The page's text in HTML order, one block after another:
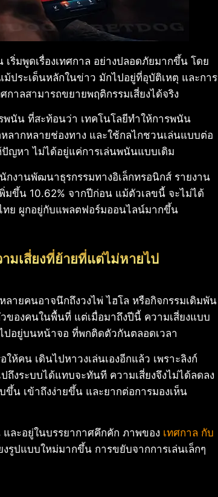
ริ่มพูดเรื่องเทศกาล อย่างปลอดภัยมากขึ้น โดย
ประเด็นหลักในข่าว มักไปอยู่ที่อุบัติเหตุ และการ
าลสามารถขยายพฤติกรรมเสี่ยงได้จริง
นัน ที่สะท้อนว่า เทคโนโลยีทำให้การพนัน
ลากหลายช่องทาง และใช้กลไกชวนเล่นแบบต่อ
ญหา ไม่ได้อยู่แค่การเล่นพนันแบบเดิม
งานพัฒนาธุรกรรมทางอิเล็กทรอนิกส์ รายงาน
มขึ้น 10.62% จากปีก่อน แม้ตัวเลขนี้ จะไม่ได้
ย ผูกอยู่กับแพลตฟอร์มออนไลน์มากขึ้น
มเสี่ยงที่ย้ายที่แต่ไม่หายไป
ายคนอาจนึกถึงวงไพ่ ไฮโล หรือกิจกรรมเดิมพัน
องคนในพื้นที่ แต่เมื่อมาถึงปีนี้ ความเสี่ยงแบบ
อยู่บนหน้าจอ ที่พกติดตัวกันตลอดเวลา
คน เดินไปหาวงเล่นเองอีกแล้ว เพราะลิงก์
งระบบได้แทบจะทันที ความเสี่ยงจึงไม่ได้ลดลง
น เข้าถึงง่ายขึ้น และยากต่อการมองเห็น
และอยู่ในบรรยากาศคึกคัก ภาพของ เทศกาล กับ
รูปแบบใหม่มากขึ้น การขยับจากการเล่นเล็กๆ